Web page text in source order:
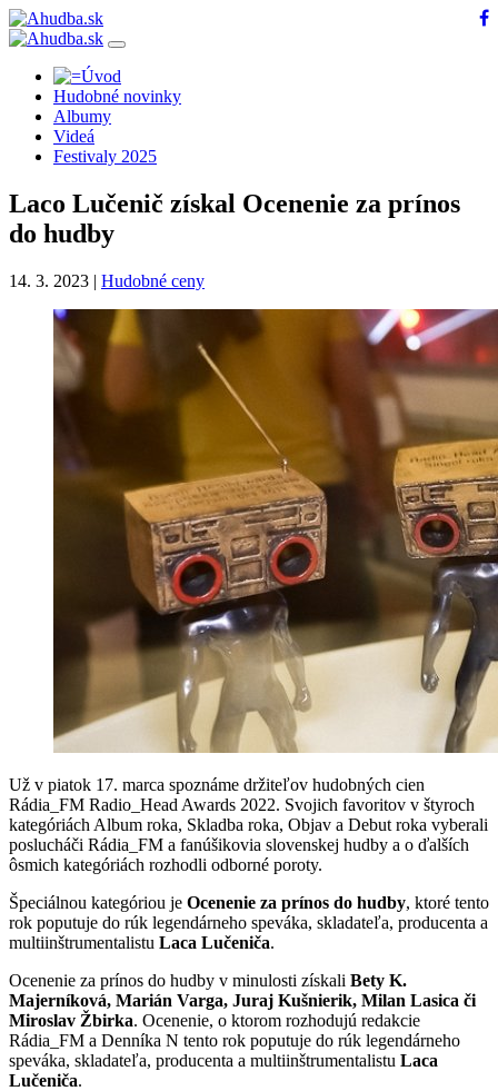
Hudobné novinky
Albumy
Videá
Festivaly 2025
Laco Lučenič získal Ocenenie za prínos
do hudby
14. 3. 2023 | Hudobné ceny
Už v piatok 17. marca spoznáme držiteľov hudobných cien
Rádia_FM Radio_Head Awards 2022. Svojich favoritov v štyroch
kategóriách Album roka, Skladba roka, Objav a Debut roka vyberali
poslucháči Rádia_FM a fanúšikovia slovenskej hudby a o ďalších
ôsmich kategóriách rozhodli odborné poroty.
Špeciálnou kategóriou je Ocenenie za prínos do hudby, ktoré tento
rok poputuje do rúk legendárneho speváka, skladateľa, producenta a
multiinštrumen­talistu Laca Lučeniča.
Ocenenie za prínos do hudby v minulosti získali Bety K.
Majerníková, Marián Varga, Juraj Kušnierik, Milan Lasica či
Miroslav Žbirka. Ocenenie, o ktorom rozhodujú redakcie
Rádia_FM a Denníka N tento rok poputuje do rúk legendárneho
speváka, skladateľa, producenta a multiinštrumen­talistu Laca
Lučeniča.